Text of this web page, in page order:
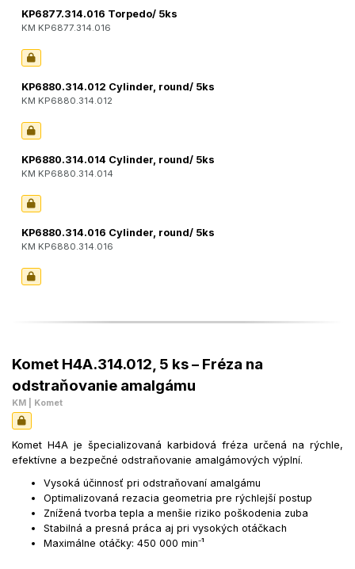
KP6877.314.016 Torpedo/ 5ks
KM KP6877.314.016
KP6880.314.012 Cylinder, round/ 5ks
KM KP6880.314.012
KP6880.314.014 Cylinder, round/ 5ks
KM KP6880.314.014
KP6880.314.016 Cylinder, round/ 5ks
KM KP6880.314.016
Komet H4A.314.012, 5 ks – Fréza na
odstraňovanie amalgámu
KM | Komet
Komet H4A je špecializovaná karbidová fréza určená na rýchle,
efektívne a bezpečné odstraňovanie amalgámových výplní.
Vysoká účinnosť pri odstraňovaní amalgámu
Optimalizovaná rezacia geometria pre rýchlejší postup
Znížená tvorba tepla a menšie riziko poškodenia zuba
Stabilná a presná práca aj pri vysokých otáčkach
Maximálne otáčky: 450 000 min⁻¹